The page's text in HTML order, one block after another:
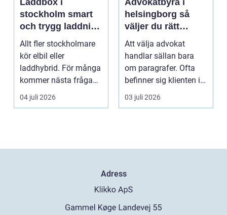
stockholm smart
och trygg laddning
hemma och på
jobbet
Allt fler stockholmare
kör elbil eller
laddhybrid. För många
kommer nästa fråga
direkt: hur laddar m...
04 juli 2026
helsingborg så
väljer du rätt
juridiskt stöd
Att välja advokat
handlar sällan bara
om paragrafer. Ofta
befinner sig klienten i
en utsatt situatio...
03 juli 2026
Adress